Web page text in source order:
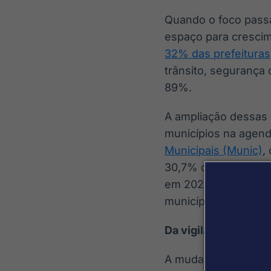
Quando o foco
espaço para
32% das prefeituras
trânsito, segurança
89%.
A ampliação
municípios na
Municipais (Munic),
30,7% das cidades
em 2023, acima
municípios com
Da vigilância à
A mudança de